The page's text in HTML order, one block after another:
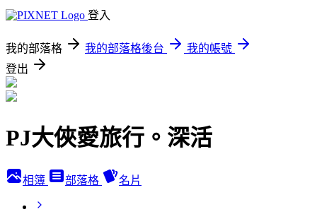
登入
我的部落格 我的部落格後台
我的帳號
登出
PJ大俠愛旅行。深活
相簿 部落格 名片